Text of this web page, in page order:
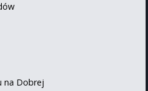
na Dobrej